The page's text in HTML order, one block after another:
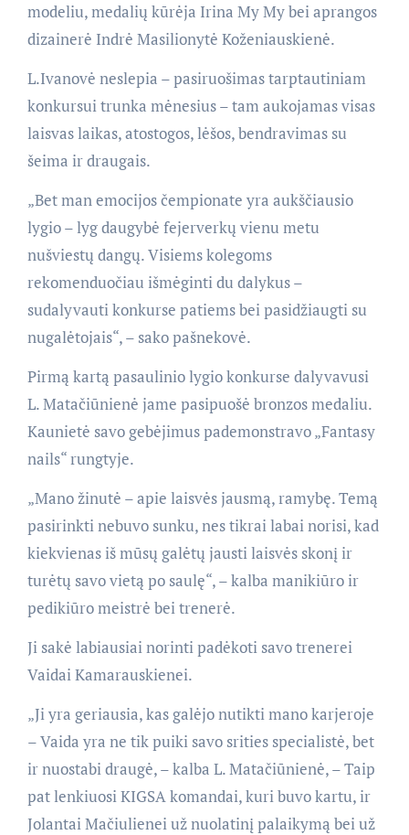
modeliu, medalių kūrėja Irina My My bei aprangos
dizainerė Indrė Masilionytė Koženiauskienė.
L.Ivanovė neslepia – pasiruošimas tarptautiniam
konkursui trunka mėnesius – tam aukojamas visas
laisvas laikas, atostogos, lėšos, bendravimas su
šeima ir draugais.
„Bet man emocijos čempionate yra aukščiausio
lygio – lyg daugybė fejerverkų vienu metu
nušviestų dangų. Visiems kolegoms
rekomenduočiau išmėginti du dalykus –
sudalyvauti konkurse patiems bei pasidžiaugti su
nugalėtojais“, – sako pašnekovė.
Pirmą kartą pasaulinio lygio konkurse dalyvavusi
L. Matačiūnienė jame pasipuošė bronzos medaliu.
Kaunietė savo gebėjimus pademonstravo „Fantasy
nails“ rungtyje.
„Mano žinutė – apie laisvės jausmą, ramybę. Temą
pasirinkti nebuvo sunku, nes tikrai labai norisi, kad
kiekvienas iš mūsų galėtų jausti laisvės skonį ir
turėtų savo vietą po saulę“, – kalba manikiūro ir
pedikiūro meistrė bei trenerė.
Ji sakė labiausiai norinti padėkoti savo trenerei
Vaidai Kamarauskienei.
„Ji yra geriausia, kas galėjo nutikti mano karjeroje
– Vaida yra ne tik puiki savo srities specialistė, bet
ir nuostabi draugė, – kalba L. Matačiūnienė, – Taip
pat lenkiuosi KIGSA komandai, kuri buvo kartu, ir
Jolantai Mačiulienei už nuolatinį palaikymą bei už